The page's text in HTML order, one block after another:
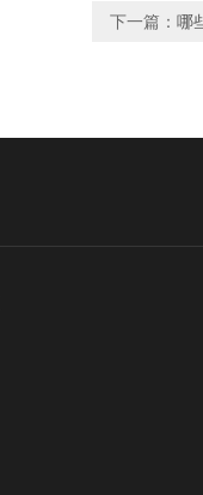
下一篇： 哪